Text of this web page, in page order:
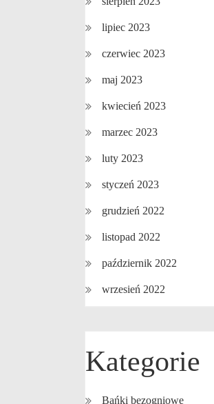
lipiec 2023
czerwiec 2023
maj 2023
kwiecień 2023
marzec 2023
luty 2023
styczeń 2023
grudzień 2022
listopad 2022
październik 2022
wrzesień 2022
Kategorie
Bańki bezogniowe